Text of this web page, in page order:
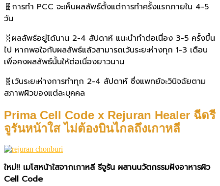
🧬 การทำ PCC จะเห็นผลลัพธ์ตั้งแต่การทำครั้งแรกภายใน 4-5
วัน
🧬 ผลลัพธ์อยู่ได้นาน 2-4 สัปดาห์ แนะนำทำต่อเนื่อง 3-5 ครั้งขึ้น
ไป หากพอใจกับผลลัพธ์แล้วสามารถเว้นระยะห่างทุก 1-3 เดือน
เพื่อคงผลลัพธ์นั้นให้ต่อเนื่องยาวนาน
🧬 เว้นระยะห่างการทำทุก 2-4 สัปดาห์ ซึ่งแพทย์จะวินิจฉัยตาม
สภาพผิวของแต่ละบุคคล
Prima Cell Code x Rejuran Healer ฉีดรี
จูรันหน้าใส ไม่ต้องบินไกลถึงเกาหลี
ใหม่!! เมโสหน้าใสจากเกาหลี รีจูรัน ผสานนวัตกรรมฝังอาหารผิว
Cell Code